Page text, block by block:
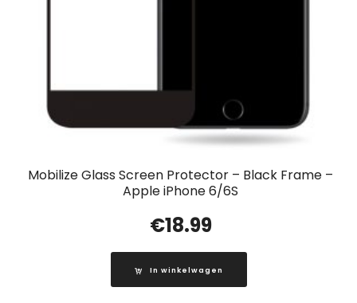
Mobilize Glass Screen Protector – Black Frame –
Apple iPhone 6/6S
€18.99
In winkelwagen